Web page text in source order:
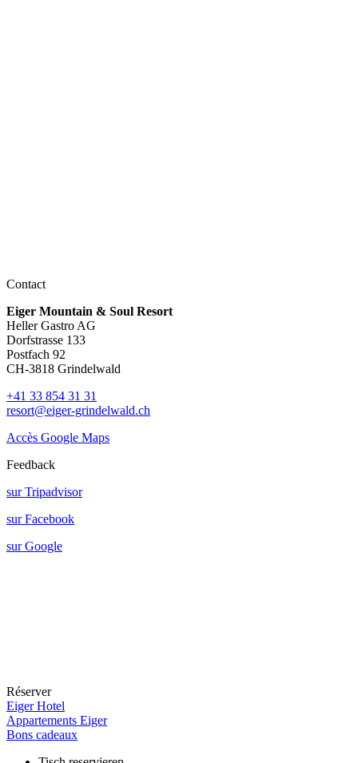
Contact
Eiger Mountain & Soul Resort
Heller Gastro AG
Dorfstrasse 133
Postfach 92
CH-3818 Grindelwald
+41 33 854 31 31
resort@eiger-grindelwald.ch
Accès Google Maps
Feedback
sur Tripadvisor
sur Facebook
sur Google
Réserver
Eiger Hotel
Appartements Eiger
Bons cadeaux